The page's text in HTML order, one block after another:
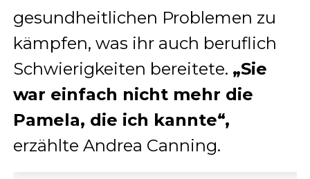
gesundheitlichen Problemen zu
kämpfen, was ihr auch beruflich
Schwierigkeiten bereitete. „Sie
war einfach nicht mehr die
Pamela, die ich kannte“,
erzählte Andrea Canning.